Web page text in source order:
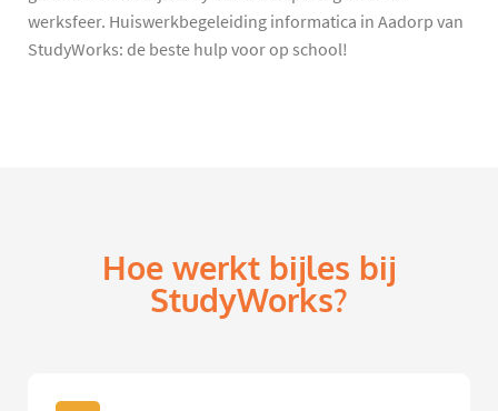
werksfeer. Huiswerkbegeleiding informatica in Aadorp van
StudyWorks: de beste hulp voor op school!
Hoe werkt bijles bij
StudyWorks?